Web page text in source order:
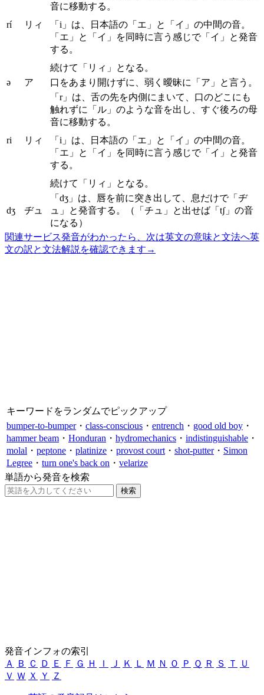
rí リィ
音に移動する。
「i」は、日本語の「エ」と「イ」の中間の音。
「エ」と「イ」を同時に言う感じで「イ」と発音
する。
続けて「リィ」となる。
ə
ア 口をあまり開けずに、弱く曖昧に「ア」と言う。
ri リィ
「r」は、舌の先を内側にまいて、口のどこにも
触れずに「ル」のような音を出し、すぐ後ろの母
音に移動する。
「i」は、日本語の「エ」と「イ」の中間の音。
「エ」と「イ」を同時に言う感じで「イ」と発音
する。
続けて「リィ」となる。
dʒ ヂュ
「dʒ」は、唇を前に突き出して、息だけで「ヂ
ュ」と発音する。（「チュ」と出せば「tʃ」の音
になる）
関連サービス発音がわかったら、次は英文の意味と文法へ英
文の訳と文法解説を確認できます →
キーワードをランダムでピックアップ
bumper-to-bumper・ class-conscious ・ entrench ・ good old boy ・
hammer beam ・ Honduran ・ hydromechanics ・ indistinguishable ・
molal ・ peptone ・ platinize ・ provost court ・ shot-putter・ Simon
Legree ・ turn one's back on ・ velarize
単語から発音を検索
発音インフォの索引
Ａ
Ｂ Ｃ Ｄ Ｅ Ｆ Ｇ Ｈ Ｉ Ｊ Ｋ Ｌ Ｍ Ｎ Ｏ Ｐ Ｑ Ｒ Ｓ Ｔ
Ｕ
Ｖ Ｗ Ｘ Ｙ Ｚ